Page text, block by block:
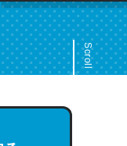
Scroll
はとてもクレバーなん